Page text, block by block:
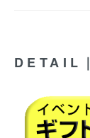
DETAIL｜